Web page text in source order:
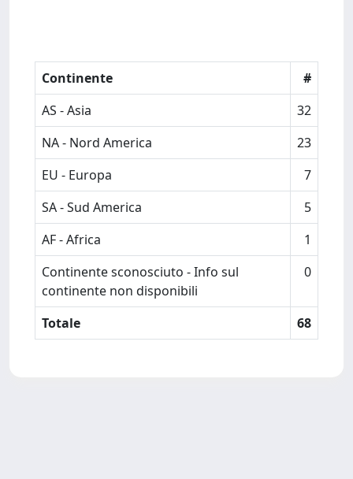
Continente
#
AS - Asia
32
NA - Nord America
23
EU - Europa
7
SA - Sud America
5
AF - Africa
1
Continente sconosciuto - Info sul
continente non disponibili
0
Totale 68